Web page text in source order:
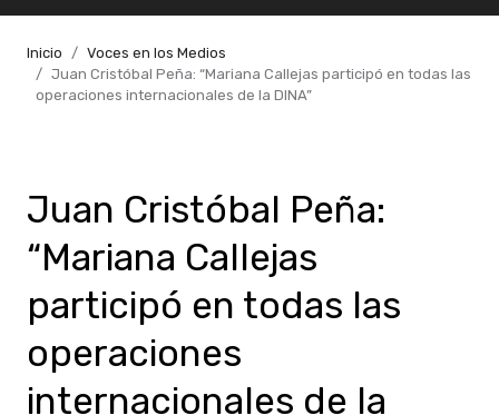
Inicio
Voces en los Medios
Juan Cristóbal Peña: “Mariana Callejas participó en todas las
operaciones internacionales de la DINA”
Juan Cristóbal Peña:
“Mariana Callejas
participó en todas las
operaciones
internacionales de la